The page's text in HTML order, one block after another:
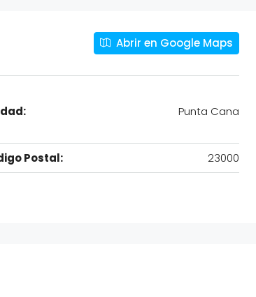
Abrir en Google Maps
Punta Cana
Postal:
23000